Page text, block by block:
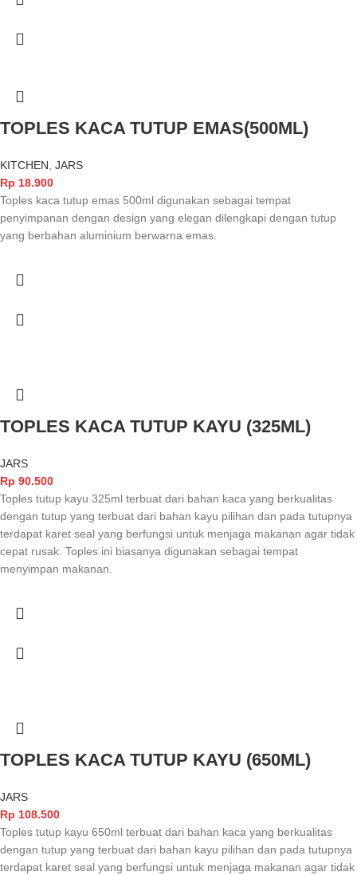
TOPLES KACA TUTUP EMAS(500ML)
KITCHEN, JARS
Rp 18.900
Toples kaca tutup emas 500ml digunakan sebagai tempat
penyimpanan dengan design yang elegan dilengkapi dengan tutup
yang berbahan aluminium berwarna emas.
TOPLES KACA TUTUP KAYU (325ML)
JARS
Rp 90.500
Toples tutup kayu 325ml terbuat dari bahan kaca yang berkualitas
dengan tutup yang terbuat dari bahan kayu pilihan dan pada tutupnya
terdapat karet seal yang berfungsi untuk menjaga makanan agar tidak
cepat rusak. Toples ini biasanya digunakan sebagai tempat
menyimpan makanan.
TOPLES KACA TUTUP KAYU (650ML)
JARS
Rp 108.500
Toples tutup kayu 650ml terbuat dari bahan kaca yang berkualitas
dengan tutup yang terbuat dari bahan kayu pilihan dan pada tutupnya
terdapat karet seal yang berfungsi untuk menjaga makanan agar tidak